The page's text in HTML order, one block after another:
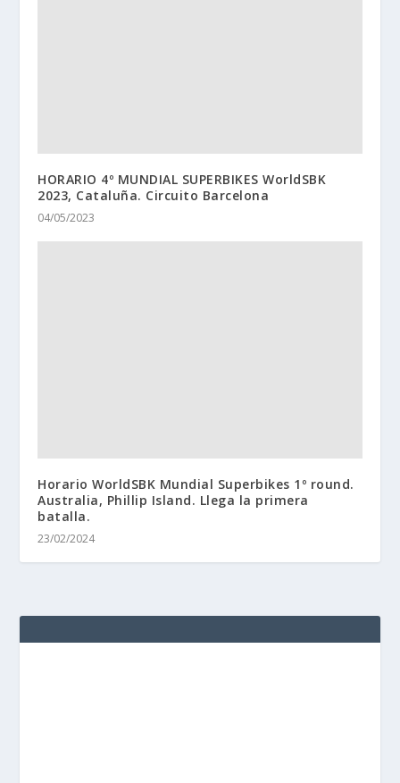
HORARIO 4º MUNDIAL SUPERBIKES WorldSBK
2023, Cataluña. Circuito Barcelona
04/05/2023
Horario WorldSBK Mundial Superbikes 1º round.
Australia, Phillip Island. Llega la primera
batalla.
23/02/2024